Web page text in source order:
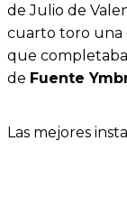
de Julio de
cuarto toro una
que
de Fuente
Las mejores